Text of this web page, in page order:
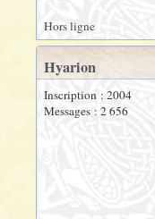
Hors ligne
Hyarion
Inscription : 2004
Messages : 2 656